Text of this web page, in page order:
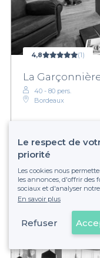
4,8 (1)
La
40 - 80 pers.
Bordeaux
Sur devis
Établissement non
Le respect de
priorité
Les cookies nous
les annonces, d'offrir des
sociaux et d'analyser
En savoir plus
Refuser